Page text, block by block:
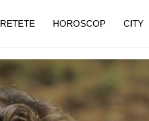
RETETE HOROSCOP CITY
pe măsură ce înaintezi în vârstă